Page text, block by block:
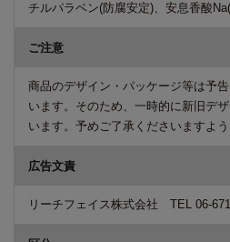
チルパラベン(防腐安定)、安息香酸
ご注意
商品のデザイン・パッケージ等は予
います。そのため、一時的に新旧デ
います。予めご了承くださいますよう
広告文責
リーチフェイス株式会社 TEL 06-